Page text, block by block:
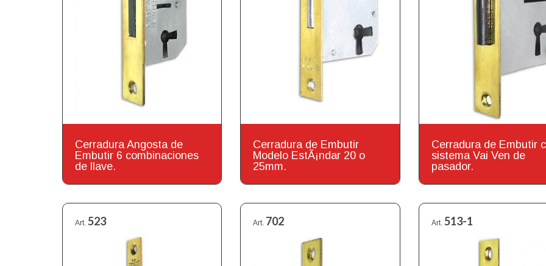
Cerradura Angosta de
Embutir 6 combinaciones
de llave.
Cerradura de Embutir
Modelo EstÃ¡ndar 20 o
25mm.
Cerradura de Embutir
sistema Vai Ven de
pasador.
523 702 513-1